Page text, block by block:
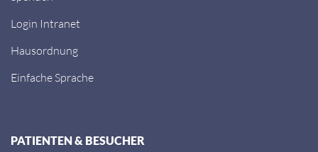
Login Intranet
Hausordnung
Einfache Sprache
PATIENTEN & BESUCHER